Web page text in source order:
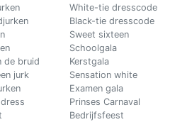
de bruid
jurk
White-tie dresscode
Black-tie dresscode
Sweet sixteen
Schoolgala
Kerstgala
Sensation white
Examen gala
Prinses Carnaval
Bedrijfsfeest